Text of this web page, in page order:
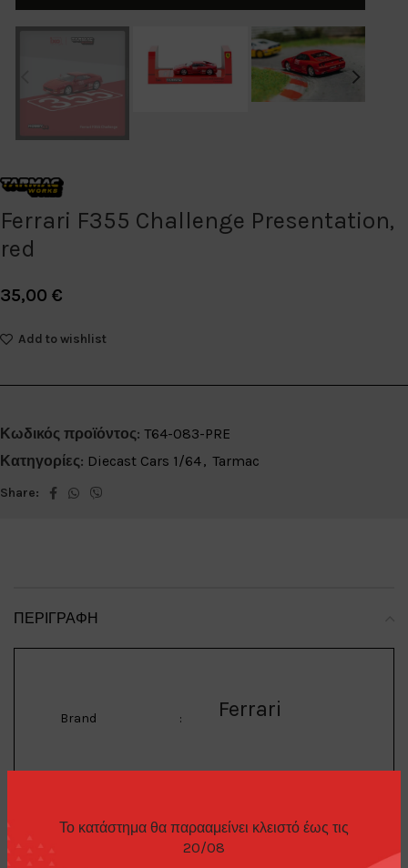
Το κατάστημα θα παρααμείνει κλειστό έως τις
20/08
Ferrari F355 Challenge Presentation,
red
35,00 €
Add to wishlist
Κωδικός προϊόντος: T64-083-PRE
Κατηγορίες: Diecast Cars 1/64, Tarmac
Share:
ΠΕΡΙΓΡΑΦΉ
Brand : Ferrari
Challenge
Presentation,